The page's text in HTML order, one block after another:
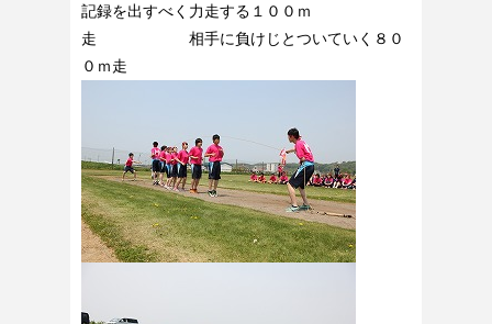
記録を出すべく力走する１００ｍ
走 相手に負けじとついていく８０
０ｍ走